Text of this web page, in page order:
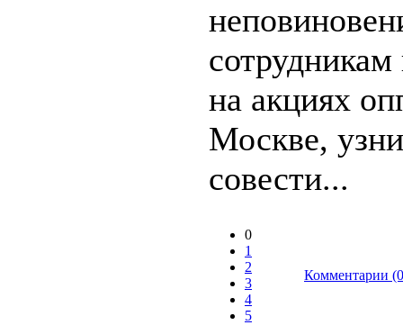
на акциях
Москве,
совести...
0
1
2
3
4
5
Комментарии